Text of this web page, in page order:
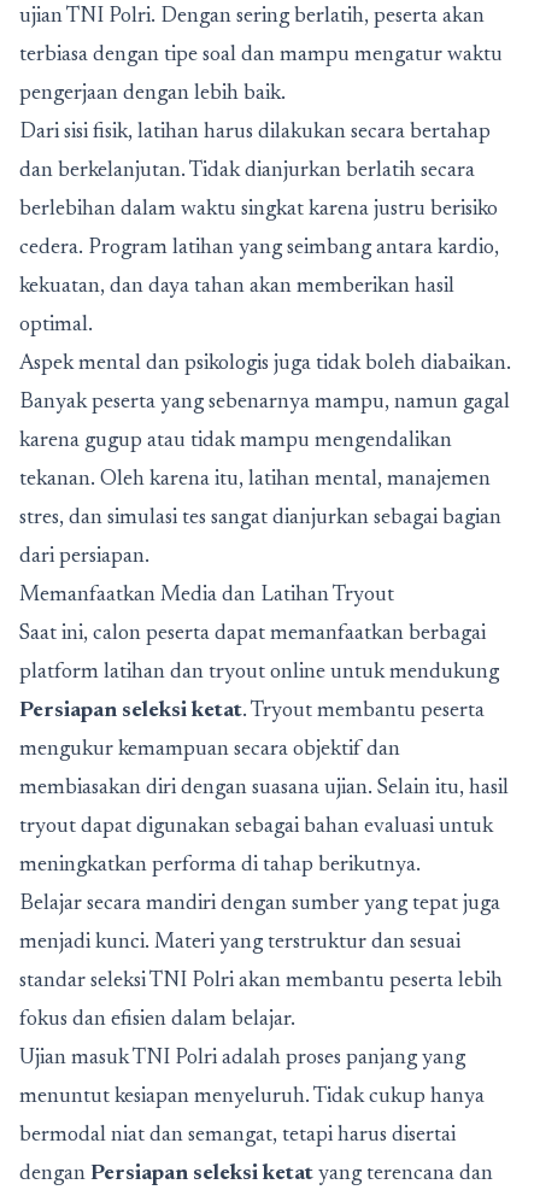
ujian TNI Polri. Dengan sering berlatih, peserta akan
terbiasa dengan tipe soal dan mampu mengatur waktu
pengerjaan dengan lebih baik.
Dari sisi fisik, latihan harus dilakukan secara bertahap
dan berkelanjutan. Tidak dianjurkan berlatih secara
berlebihan dalam waktu singkat karena justru berisiko
cedera. Program latihan yang seimbang antara kardio,
kekuatan, dan daya tahan akan memberikan hasil
optimal.
Aspek mental dan psikologis juga tidak boleh diabaikan.
Banyak peserta yang sebenarnya mampu, namun gagal
karena gugup atau tidak mampu mengendalikan
tekanan. Oleh karena itu, latihan mental, manajemen
stres, dan simulasi tes sangat dianjurkan sebagai bagian
dari persiapan.
Memanfaatkan Media dan Latihan Tryout
Saat ini, calon peserta dapat memanfaatkan berbagai
platform latihan dan tryout online untuk mendukung
Persiapan seleksi ketat. Tryout membantu peserta
mengukur kemampuan secara objektif dan
membiasakan diri dengan suasana ujian. Selain itu, hasil
tryout dapat digunakan sebagai bahan evaluasi untuk
meningkatkan performa di tahap berikutnya.
Belajar secara mandiri dengan sumber yang tepat juga
menjadi kunci. Materi yang terstruktur dan sesuai
standar seleksi TNI Polri akan membantu peserta lebih
fokus dan efisien dalam belajar.
Ujian masuk TNI Polri adalah proses panjang yang
menuntut kesiapan menyeluruh. Tidak cukup hanya
bermodal niat dan semangat, tetapi harus disertai
dengan Persiapan seleksi ketat yang terencana dan